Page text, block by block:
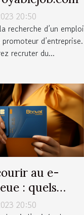
20:50
recherche d’un emploi
d’entreprise.
recruter du...
au e-
: quels
˂/h1˃
20:50